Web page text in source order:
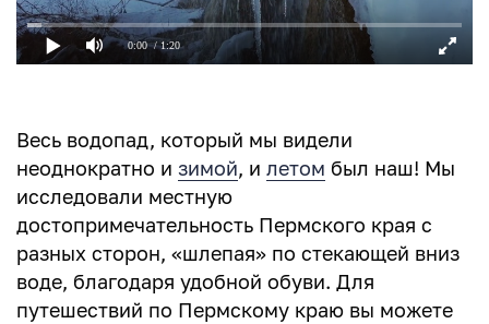
0:00 / 1:20
Весь водопад, который мы видели
неоднократно и зимой, и летом был наш! Мы
исследовали местную
достопримечательность Пермского края с
разных сторон, «шлепая» по стекающей вниз
воде, благодаря удобной обуви. Для
путешествий по Пермскому краю вы можете